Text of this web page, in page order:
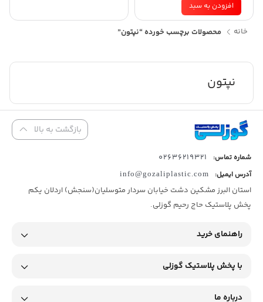
افزودن به سبد
خانه محصولات برچسب خورده “نپتون”
نپتون
بازگشت به بالا
شماره تماس: 02636219321
آدرس ایمیل: info@gozaliplastic.com
استان البرز مشکین دشت خیابان سردار متوسلیان(سنجش) اردلان یکم
پخش پلاستیک حاج رحیم گوزلی.
راهنمای خرید
با پخش پلاستیک گوزلی
درباره ما